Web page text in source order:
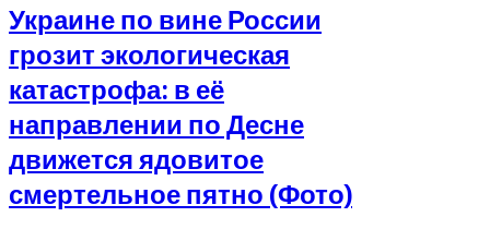
Украине по вине России
грозит экологическая
катастрофа: в её
направлении по Десне
движется ядовитое
смертельное пятно (Фото)